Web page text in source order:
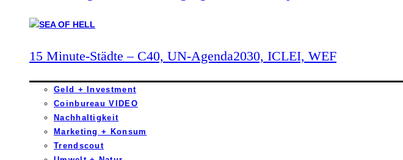
15 Minute-Städte – C40, UN-Agenda2030, ICLEI, WEF
Geld + Investment
Coinbureau VIDEO
Nachhaltigkeit
Marketing + Konsum
Trendscout